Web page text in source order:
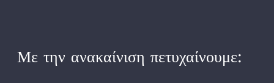
Με την ανακαίνιση πετυχαίνουμε: